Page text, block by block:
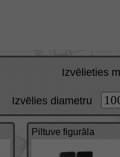
Izvēlieties
Izvēlies diametru
Piltuve figurāla